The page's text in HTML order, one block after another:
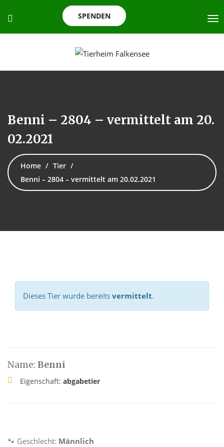
SPENDEN
Benni – 2804 – vermittelt am 20.
02.2021
Home
Tier
Benni – 2804 – vermittelt am 20.02.2021
Dieses Tier wurde bereits vermittelt.
Name: Benni
Eigenschaft: abgabetier
🐾 Geschlecht: Männlich